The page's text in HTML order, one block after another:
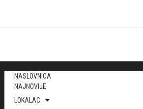
NASLOVNICA
NAJNOVIJE
LOKALAC